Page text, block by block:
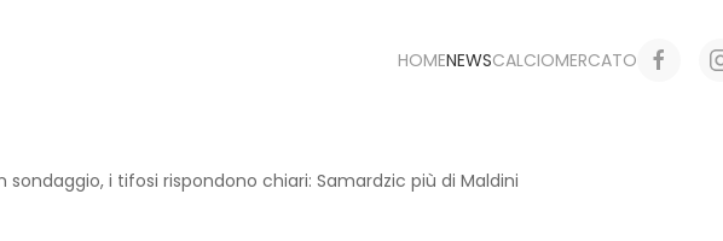
HOMENEWSCALCIOMERCATO
i tifosi rispondono chiari: Samardzic più di Maldini